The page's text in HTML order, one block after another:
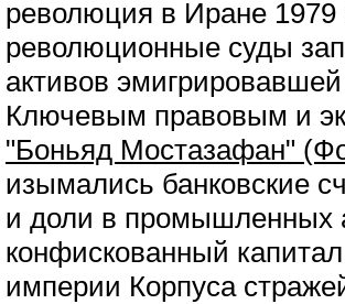
революция в Иране 1979
революционные суды
активов
Ключевым правовым и
"Боньяд Мостазафан"
изымались банковские
и доли в промышленных
конфискованный
империи Корпуса